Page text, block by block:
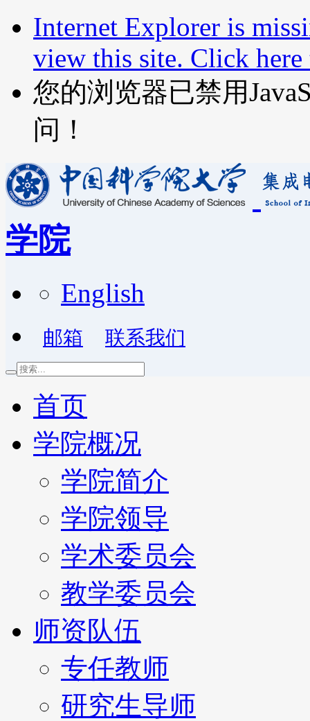
Internet Explorer is
view this site. Click
您的浏览器已禁用
问！
学院
English
邮箱 联系我们
首页
学院概况
学院简介
学院领导
学术委员会
教学委员会
师资队伍
专任教师
研究生导师